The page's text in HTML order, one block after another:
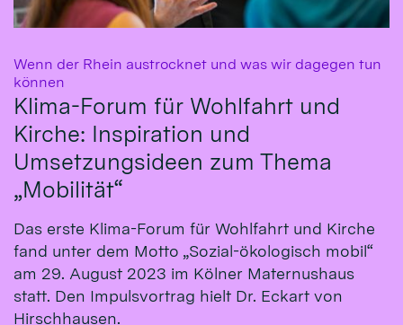
Wenn der Rhein austrocknet und was wir dagegen tun
können
Klima-Forum für Wohlfahrt und
Kirche: Inspiration und
Umsetzungsideen zum Thema
„Mobilität“
Das erste Klima-Fo­rum für Wohl­fahrt und Kirche
fand un­ter dem Mot­to „So­zial-öko­logisch mo­bil“
am 29. Au­gust 2023 im Köl­ner Ma­ternus­haus
statt. Den Impulsvortrag hielt Dr. Eckart von
Hirsch­hausen.